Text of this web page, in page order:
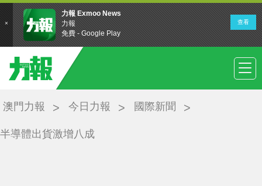
澳門力報 今日力報 國際新聞
半導體出貨激增八成